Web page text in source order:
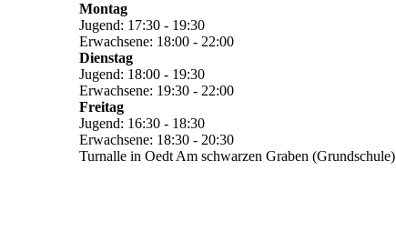
Montag
Jugend: 17:30 - 19:30
Erwachsene: 18:00 - 22:00
Dienstag
Jugend: 18:00 - 19:30
Erwachsene: 19:30 - 22:00
Freitag
Jugend: 16:30 - 18:30
Erwachsene: 18:30 - 20:30
Turnalle in Oedt Am schwarzen Graben (Grundschule)